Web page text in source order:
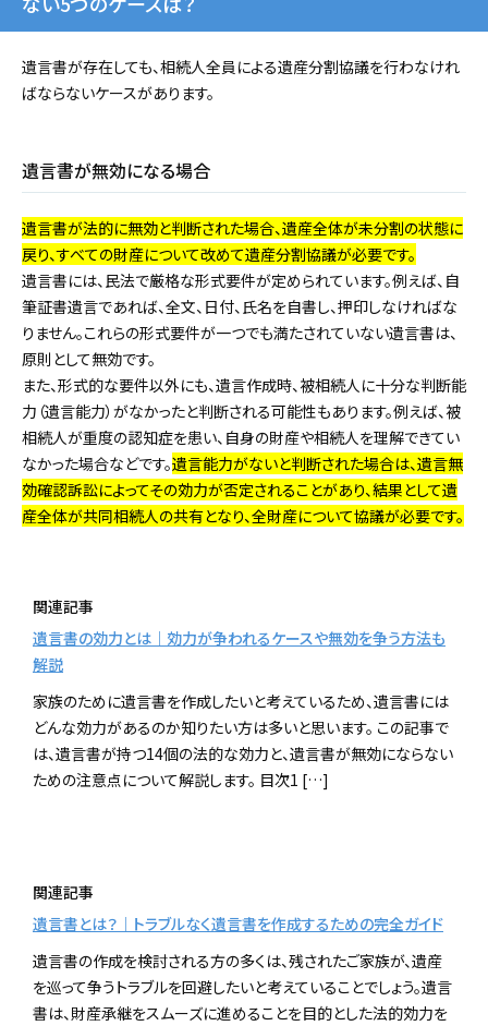
遺言書が存在しても、相続人全員による遺産分割協議を行わなけれ
ばならないケースがあります。
遺言書が無効になる場合
遺言書が法的に無効と判断された場合、遺産全体が未分割の状態に
戻り、すべての財産について改めて遺産分割協議が必要です。
遺言書には、民法で厳格な形式要件が定められています。例えば、自
筆証書遺言であれば、全文、日付、氏名を自書し、押印しなければな
りません。これらの形式要件が一つでも満たされていない遺言書は、
原則として無効です。
また、形式的な要件以外にも、遺言作成時、被相続人に十分な判断能
力（遺言能力）がなかったと判断される可能性もあります。例えば、被
相続人が重度の認知症を患い、自身の財産や相続人を理解できてい
なかった場合などです。遺言能力がないと判断された場合は、遺言無
効確認訴訟によってその効力が否定されることがあり、結果として遺
産全体が共同相続人の共有となり、全財産について協議が必要です。
関連記事
遺言書の効力とは｜効力が争われるケースや無効を争う方法も
解説
家族のために遺言書を作成したいと考えているため、遺言書には
どんな効力があるのか知りたい方は多いと思います。 この記事で
は、遺言書が持つ14個の法的な効力と、遺言書が無効にならない
ための注意点について解説します。 目次1 […]
関連記事
遺言書とは？｜トラブルなく遺言書を作成するための完全ガイド
遺言書の作成を検討される方の多くは、残されたご家族が、遺産
を巡って争うトラブルを回避したいと考えていることでしょう。遺言
書は、財産承継をスムーズに進めることを目的とした法的効力を